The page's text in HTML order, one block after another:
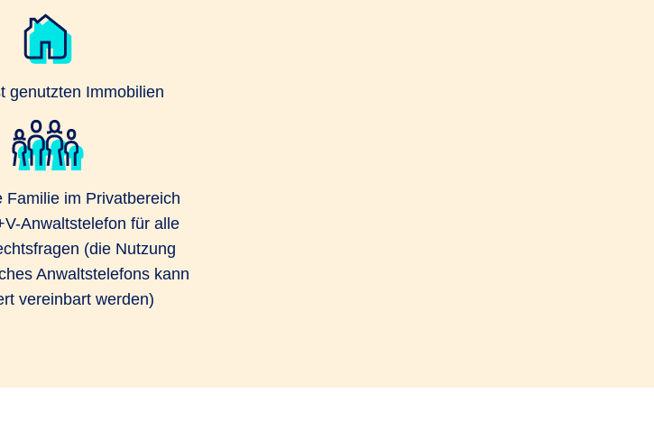
genutzten Immobilien
Familie im Privatbereich
Anwaltstelefon für alle
(die Nutzung
Anwaltstelefons kann
vereinbart werden)